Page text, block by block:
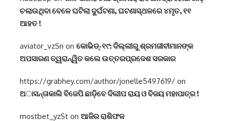
ଚଲାଉଥିବା ବେଳେ ଘଟିଲା ଦୁର୍ଘଟଣା, ଘଟଣାସ୍ଥଳରେ ୪ମୃତ, ୧୧
ଆହତ !
aviator_vzSn on କୋଭିଡ୍-୧୯: ଦିଲ୍ଲୀରୁ ଶ୍ରମଜୀବୀମାନଙ୍କ
ଅପସାରଣ ତ୍ୱରାନ୍ୱିତ କଲେ ଉତ୍ତରପ୍ରଦେଶ ସରକାର
https://grabhey.com/author/jonelle5497619/ on
ଅାସନ୍ତାକାଲି ବିଜେପି ଛାଡ଼ିବେ ଦିଲୀପ ରାୟ ଓ ବିଜୟ ମହାପାତ୍ର !
mostbet_yzSt on ଆଜିର ରାଶିଫଳ